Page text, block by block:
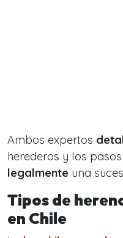
Ambos expertos
herederos y los
legalmente una
Tipos de
en Chile